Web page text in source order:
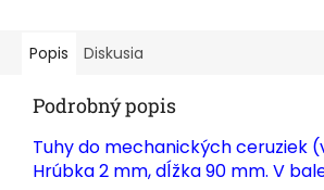
Popis Diskusia
Podrobný popis
Tuhy do mechanických ceruziek
Hrúbka 2 mm, dĺžka 90 mm. V